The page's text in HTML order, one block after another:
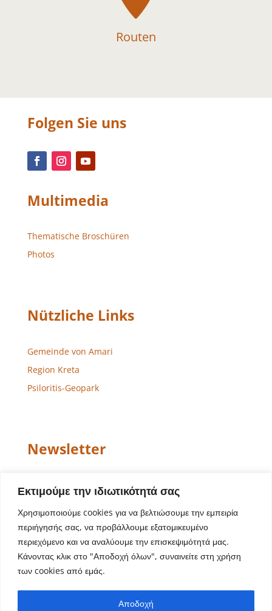
Εκτιμούμε την ιδιωτικότητά σας
Χρησιμοποιούμε cookies για να βελτιώσουμε την εμπειρία
περιήγησής σας, να προβάλλουμε εξατομικευμένο
περιεχόμενο και να αναλύουμε την επισκεψιμότητά μας.
Κάνοντας κλικ στο "Αποδοχή όλων", συναινείτε στη χρήση
των cookies από εμάς.
Αποδοχή
Routen
Folgen Sie uns
Multimedia
Thematische Broschüren
Photos
Nützliche Links
Gemeinde von Amari
Region Kreta
Psiloritis-Geopark
Newsletter